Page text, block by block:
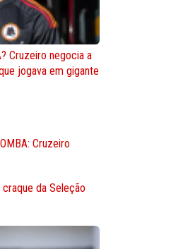
Cruzeiro negocia a
jogava em gigante
Cruzeiro
da Seleção